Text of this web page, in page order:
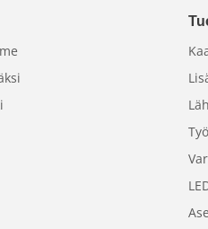
"metsämarjojen
huomanneet, että se
pullosta ensin